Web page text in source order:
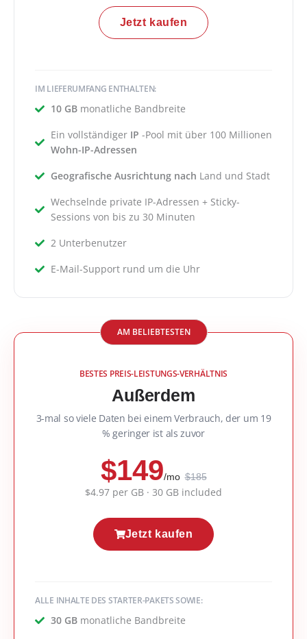
Jetzt kaufen
IM LIEFERUMFANG ENTHALTEN:
10 GBmonatliche Bandbreite
Ein vollständiger IP -Pool mit über 100 Millionen
Wohn-IP-Adressen
Geografische Ausrichtung nach Land und Stadt
Wechselnde private IP-Adressen + Sticky-
Sessions von bis zu 30 Minuten
2 Unterbenutzer
E-Mail-Support rund um die Uhr
AM BELIEBTESTEN
BESTES PREIS-LEISTUNGS-VERHÄLTNIS
Außerdem
3-mal so viele Daten bei einem Verbrauch, der um 19
% geringer ist als zuvor
$149/mo $185
$4.97 per GB · 30 GB included
Jetzt kaufen
ALLE INHALTE DES STARTER-PAKETS SOWIE:
30 GBmonatliche Bandbreite